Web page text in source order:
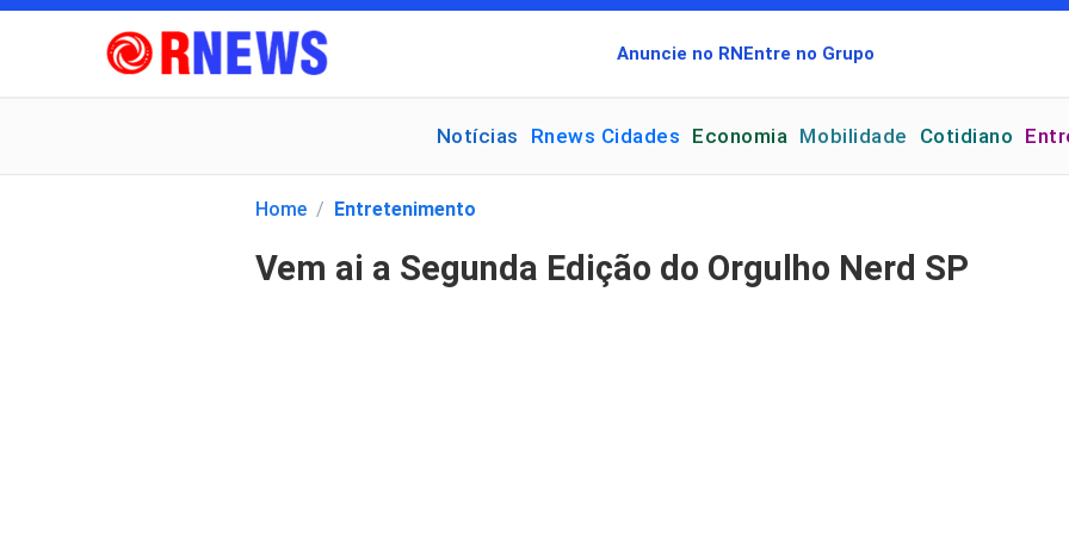
Anuncie no RNEntre no Grupo
Pesquisar
por:
Notícias Rnews Cidades Economia Mobilidade Cotidiano
Home / Entretenimento
Vem ai a Segunda Edição do Orgulho Nerd SP